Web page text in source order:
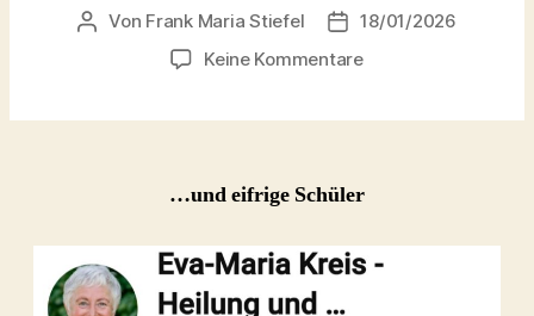
Beitragsautor
Von Frank Maria Stiefel Beitragsdatum
18/01/2026
Keine Kommentarezu
…und eifrige Schüler